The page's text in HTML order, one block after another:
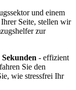
und einem
Seite, stellen wir
zur
- effizient
Sie den
wie stressfrei Ihr